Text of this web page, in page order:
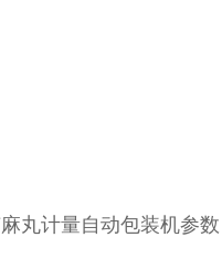
丸计量自动包装机参数